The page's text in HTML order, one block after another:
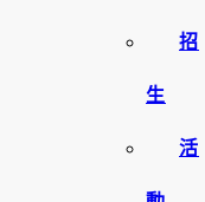
招
生
活